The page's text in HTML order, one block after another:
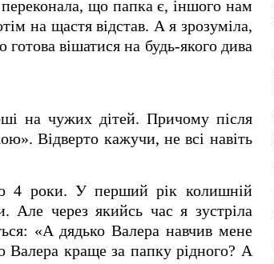
що папка є, іншого нам
на щастя відстав. А я зрозуміла,
вішатися на будь-якого дива
на чужих дітей. Причому після
Відверто кажучи, не всі навіть
4 роки. У перший рік колишній
Але через якийсь час я зустріла
«А дядько Валера навчив мене
Валера краще за папку рідного? А